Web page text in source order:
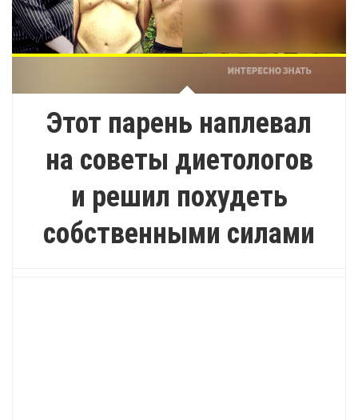
Этот парень наплевал
на советы диетологов
и решил похудеть
собственными силами